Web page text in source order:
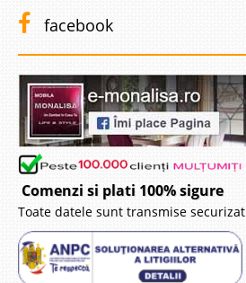
facebook
Comenzi si plati 100% sigure
Toate datele sunt transmise securizat